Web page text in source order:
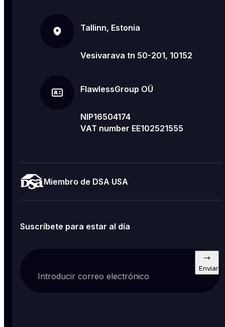
Tallinn, Estonia
Vesivarava tn 50-201, 10152
FlawlessGroup OÜ
NIP16504174
VAT number EE102521555
Miembro de DSA USA
Suscríbete para estar al día
Introducir correo electrónico
Enviar